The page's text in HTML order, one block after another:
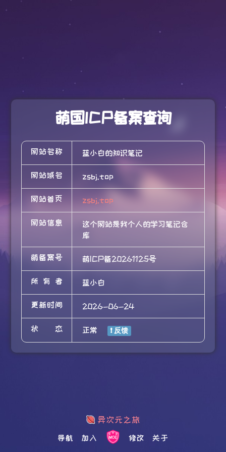
萌国ICP备案查询
网站名称 蓝小白的知识笔记
网站域名 zsbj.top
网站首页 zsbj.top
网站信息
这个网站是我个人的学习笔记仓
库
萌备案号 萌ICP备20261125号
所有者 蓝小白
更新时间 2026-06-24
状态 正常
导航 加入 修改 关于